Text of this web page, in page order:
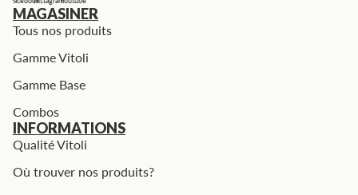
MAGASINER
Tous nos produits
Gamme Vitoli
Gamme Base
Combos
INFORMATIONS
Qualité Vitoli
Où trouver nos produits?